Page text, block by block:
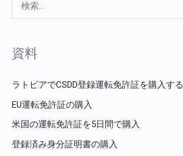
象
資料
ラトビアでCSDD登録運転免許証を購入する
EU運転免許証の購入
米国の運転免許証を5日間で購入
登録済み身分証明書の購入